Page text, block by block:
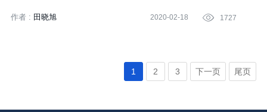
作者 : 田晓旭 2020-02-18  1727
1 2 3 下一页 尾页